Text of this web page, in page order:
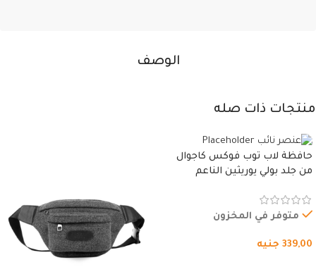
الوصف
منتجات ذات صله
حافظة لاب توب فوكس كاجوال
من جلد بولي يوريثين الناعم
وسوستة.
متوفر في المخزون
339,00 جنيه